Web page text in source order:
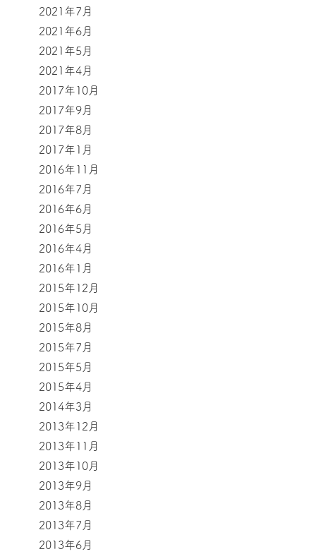
2021年7月
2021年6月
2021年5月
2021年4月
2017年10月
2017年9月
2017年8月
2017年1月
2016年11月
2016年7月
2016年6月
2016年5月
2016年4月
2016年1月
2015年12月
2015年10月
2015年8月
2015年7月
2015年5月
2015年4月
2014年3月
2013年12月
2013年11月
2013年10月
2013年9月
2013年8月
2013年7月
2013年6月